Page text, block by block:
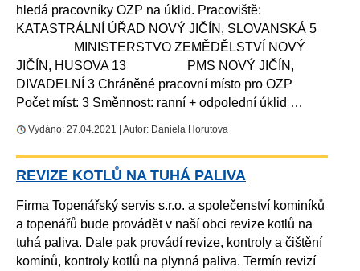
hledá pracovníky OZP na úklid. Pracoviště:
KATASTRÁLNÍ ÚŘAD NOVÝ JIČÍN, SLOVANSKÁ 5
MINISTERSTVO ZEMĚDĚLSTVÍ NOVÝ
JIČÍN, HUSOVA 13 PMS NOVÝ JIČÍN,
DIVADELNÍ 3 Chráněné pracovní místo pro OZP
Počet míst: 3 Směnnost: ranní + odpolední úklid …
Vydáno: 27.04.2021 | Autor: Daniela Horutova
REVIZE KOTLŮ NA TUHÁ PALIVA
Firma Topenářský servis s.r.o. a společenství kominíků
a topenářů bude provádět v naší obci revize kotlů na
tuhá paliva. Dale pak provádí revize, kontroly a čištění
komínů, kontroly kotlů na plynná paliva. Termín revizí